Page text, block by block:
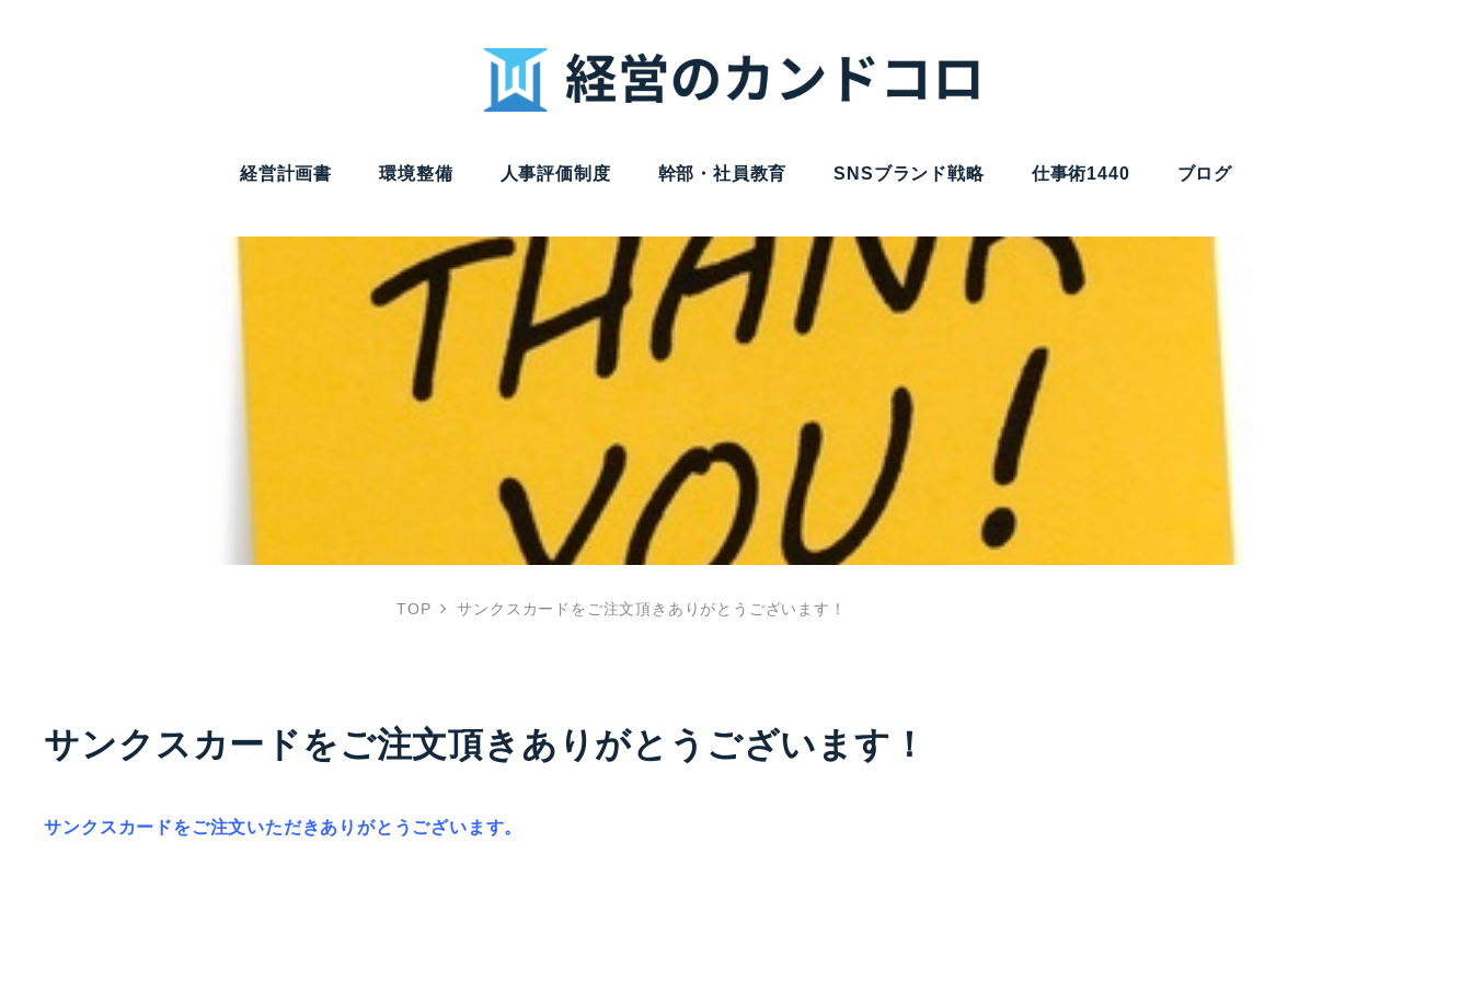
経営計画書 環境整備 人事評価制度 幹部・社員教育 SNSブランド戦略 仕事術1440 ブログ
TOP サンクスカードをご注文頂きありがとうございます！
サンクスカードをご注文頂きありがとうございます！
サンクスカードをご注文いただきありがとうございます。